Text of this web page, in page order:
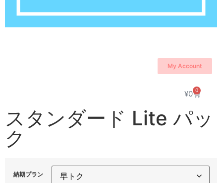
My Account
¥0 0
スタンダード Lite パッ
ク
納期プラン